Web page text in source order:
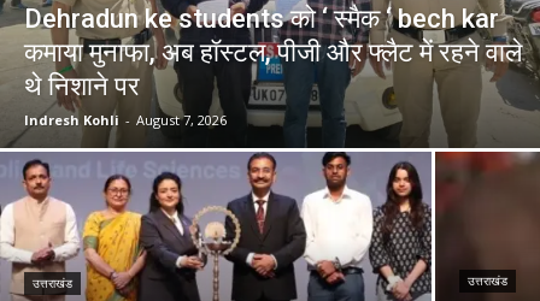
Dehradun ke students को ‘ स्मैक ‘ bech kar
कमाया मुनाफा, अब हॉस्टल, पीजी और फ्लैट में रहने वाले
थे निशाने पर
Indresh Kohli - August 7, 2026
उत्तराखंड उत्तराखंड